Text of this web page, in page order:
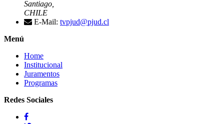
Santiago,
CHILE
E-Mail: tvpjud@pjud.cl
Menú
Home
Institucional
Juramentos
Programas
Redes Sociales